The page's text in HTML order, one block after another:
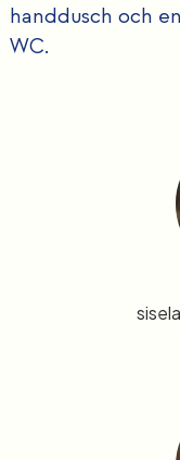
handdusch och
WC.